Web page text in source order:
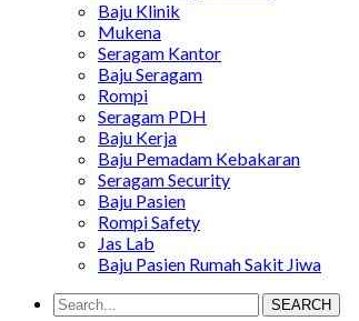
Baju Klinik
Mukena
Seragam Kantor
Baju Seragam
Rompi
Seragam PDH
Baju Kerja
Baju Pemadam Kebakaran
Seragam Security
Baju Pasien
Rompi Safety
Jas Lab
Baju Pasien Rumah Sakit Jiwa
SEARCH